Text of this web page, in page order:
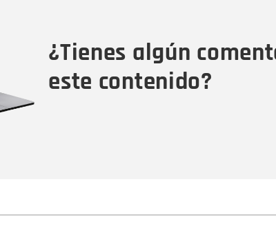
¿Tienes algún
este contenido?